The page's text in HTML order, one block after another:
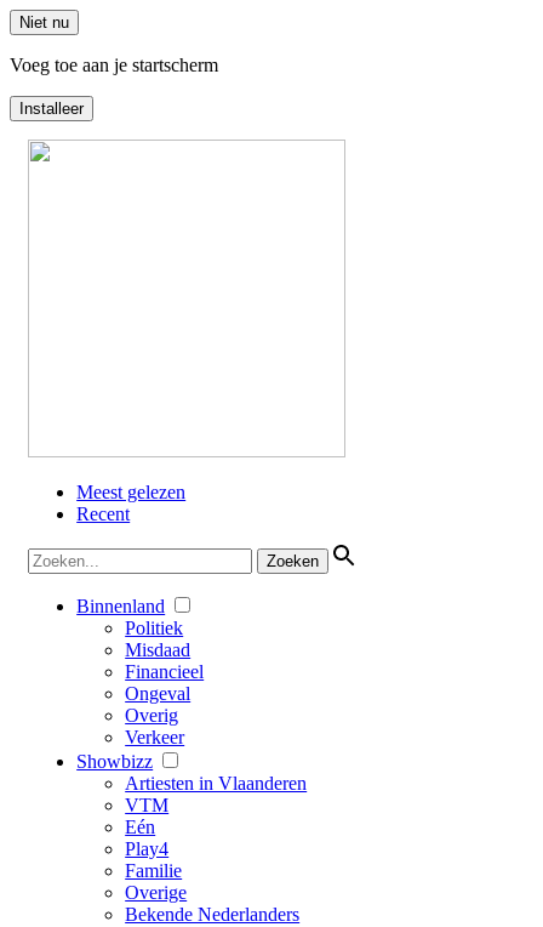
Niet nu
Voeg toe aan je startscherm
Installeer
Meest gelezen
Recent
Binnenland
Politiek
Misdaad
Financieel
Ongeval
Overig
Verkeer
Showbizz
Artiesten in Vlaanderen
VTM
Eén
Play4
Familie
Overige
Bekende Nederlanders